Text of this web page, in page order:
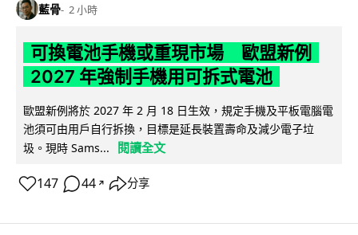
藍骨 2 小時
可換電池手機或重現市場 歐盟新例
2027 年強制手機用可拆式電池
歐盟新例將於 2027 年 2 月 18 日生效，規定手機及平板電腦電
池須可由用戶自行拆換，目標是延長裝置壽命及減少電子垃
圾。現時 Sams...
閱讀全文
147 44 ↗ 分享